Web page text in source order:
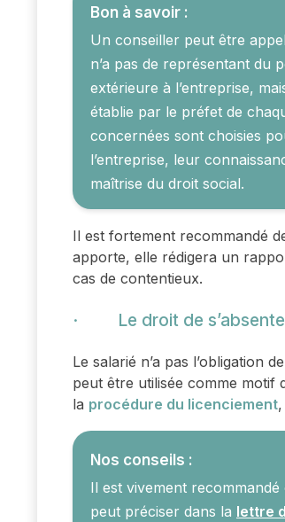
Bon à savoir :
Un conseiller peut être
n’a pas de représentant du
extérieure à l’entreprise,
établie par le préfet de
concernées sont choisies
l’entreprise, leur
maîtrise du droit social.
Il est fortement recommandé
apporte, elle rédigera un
cas de contentieux.
· Le droit de s’absenter
Le salarié n’a pas l’obligation
peut être utilisée comme motif
la procédure du licenciement
Nos conseils :
Il est vivement recommandé
peut préciser dans la lettre